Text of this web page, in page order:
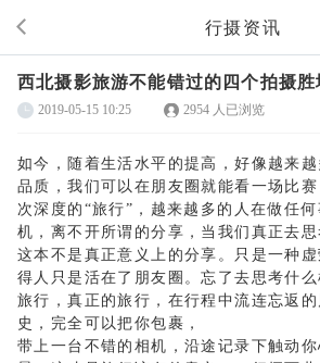
行摄资讯
西北摄影旅游不能错过的四个拍摄胜
2019-05-15 10:25 2954 人已浏览
如今，随着生活水平的提高，好像越来
品质，我们可以在朋友圈就能看一场比
次深度的 “旅行”，越来越多的人在做任
机，离不开所谓的分享，当我们真正去
这本不是真正意义上的分享。只是一种
得人只是活在了朋友圈。忘了去思考什
旅行，真正的旅行，在行程中流连忘返
史，完全可以把你包裹，
带上一台不错的相机，沿途记录下触动